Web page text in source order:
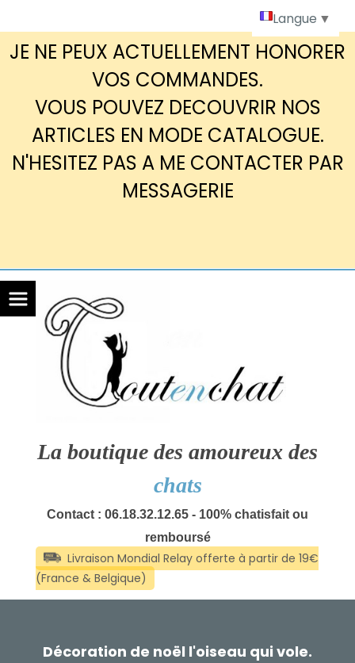
JE NE PEUX ACTUELLEMENT HONORER
VOS COMMANDES.
VOUS POUVEZ DECOUVRIR NOS
ARTICLES EN MODE CATALOGUE.
N'HESITEZ PAS A ME CONTACTER PAR
MESSAGERIE
La boutique des amoureux des
chats
Contact : 06.18.32.12.65 - 100% chatisfait ou
remboursé
Décoration de noël l'oiseau qui vole.
Langue ▼